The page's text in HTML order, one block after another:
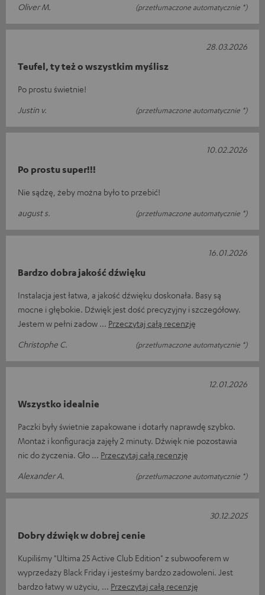
Oliver M.
(przetłumaczone automatycznie *)
Teufel, ty też o wszystkim myślisz
Po prostu świetnie!
Justin v.
(przetłumaczone automatycznie *)
28.03.2026
Po prostu super!!!
Nie sądzę, żeby można było to przebić!
august s.
(przetłumaczone automatycznie *)
10.02.2026
Bardzo dobra jakość dźwięku
Instalacja jest łatwa, a jakość dźwięku doskonała. Basy są
mocne i głębokie. Dźwięk jest dość precyzyjny i szczegółowy.
Jestem w pełni zadow
Przeczytaj całą recenzję
Christophe C.
(przetłumaczone automatycznie *)
16.01.2026
Wszystko idealnie
Paczki były świetnie zapakowane i dotarły naprawdę szybko.
Montaż i konfiguracja zajęły 2 minuty. Dźwięk nie pozostawia
nic do życzenia. Gło
Przeczytaj całą recenzję
Alexander A.
(przetłumaczone automatycznie *)
12.01.2026
Dobry dźwięk w dobrej cenie
Kupiliśmy "Ultima 25 Active Club Edition" z subwooferem w
wyprzedaży Black Friday i jesteśmy bardzo zadowoleni. Jest
bardzo łatwy w użyciu,
Przeczytaj całą recenzję
30.12.2025